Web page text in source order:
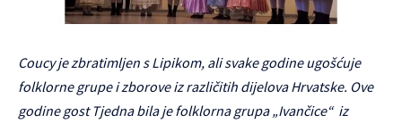
Coucy je zbratimljen s Lipikom, ali svake godine ugošćuje
folklorne grupe i zborove iz različitih dijelova Hrvatske. Ove
godine gost Tjedna bila je folklorna grupa „Ivančice“ iz